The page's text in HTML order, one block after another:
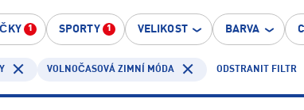
1 SPORTY 1 VELIKOST BARVA
VOLNOČASOVÁ ZIMNÍ MÓDA ODSTRANIT FILTR